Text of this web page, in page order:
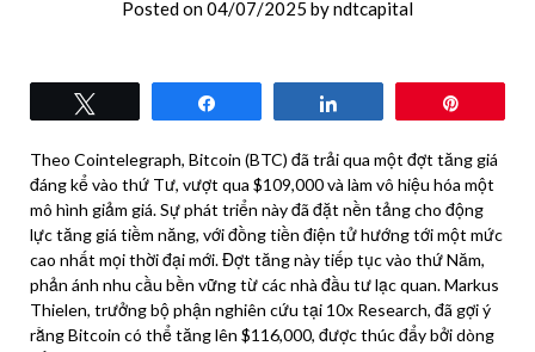
Posted on04/07/2025 byndtcapital
Theo Cointelegraph, Bitcoin (BTC) đã trải qua một đợt tăng giá
đáng kể vào thứ Tư, vượt qua $109,000 và làm vô hiệu hóa một
mô hình giảm giá. Sự phát triển này đã đặt nền tảng cho động
lực tăng giá tiềm năng, với đồng tiền điện tử hướng tới một mức
cao nhất mọi thời đại mới. Đợt tăng này tiếp tục vào thứ Năm,
phản ánh nhu cầu bền vững từ các nhà đầu tư lạc quan. Markus
Thielen, trưởng bộ phận nghiên cứu tại 10x Research, đã gợi ý
rằng Bitcoin có thể tăng lên $116,000, được thúc đẩy bởi dòng